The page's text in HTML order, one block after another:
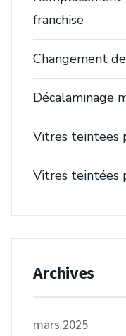
franchise
Changement
Décalaminage
Vitres teintees
Vitres teintées
Archives
mars 2025